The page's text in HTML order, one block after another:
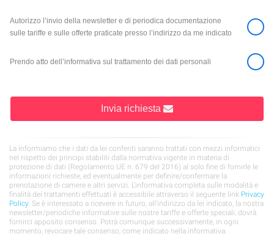
Autorizzo l’invio della newsletter e di periodica documentazione
sulle tariffe e sulle offerte praticate presso l’indirizzo da me indicato
Prendo atto dell’informativa sul trattamento dei dati personali
Invia richiesta
La informiamo che i dati da lei conferiti saranno trattati con mezzi informatici
nel rispetto dei principi stabiliti dalla normativa vigente in materia di
protezione di dati (Regolamento UE n. 679 del 2016) al solo fine di fornirle le
informazioni richieste, ed eventualmente per definire/confermare la
prenotazione di camere e altri servizi. L’informativa completa sulle modalità e
finalità dei trattamenti effettuati è accessibile attraverso il seguente link Privacy
Policy. Se è interessato a ricevere in futuro, all’indirizzo da lei indicato, la nostra
newsletter/periodiche informative sulle nostre tariffe e offerte speciali, dovrà
fornirci apposito consenso. Potrà comunque successivamente, in ogni
momento, revocare tale consenso, come indicato nella informativa.